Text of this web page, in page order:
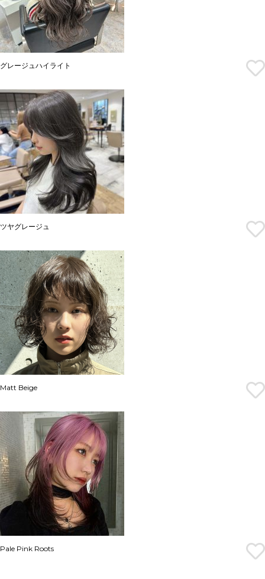
グレージュハイライト
ツヤグレージュ
Matt Beige
Pale Pink Roots